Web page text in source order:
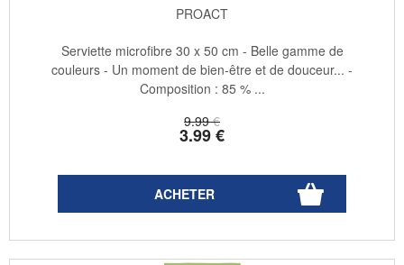
PROACT
9.99 €
3.99€
Serviette microfibre 30 x 50 cm - Belle gamme de
couleurs - Un moment de bien-être et de douceur... -
Composition : 85 % ...